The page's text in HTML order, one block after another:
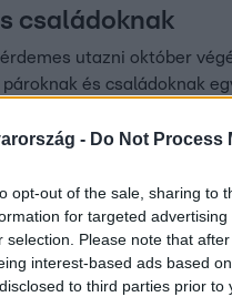
- Do Not Process
opt-out of the sale, sharing to
for targeted
selection. Please note that
interest-based ads based
to third parties prior
családoknak
utazni október
és családoknak
kisbusz